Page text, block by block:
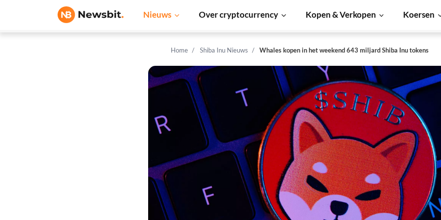
Nieuws Over cryptocurrency Kopen & Verkopen Koersen
Home Shiba Inu Nieuws Whales kopen in het weekend 643 miljard Shiba Inu tokens